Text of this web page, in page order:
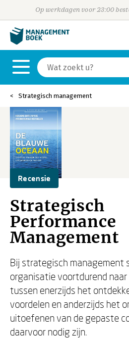
Op werkdagen voor 23:00
Strategisch management
Recensie
Strategisch
Performance
Management
Bij strategisch management
organisatie voortdurend
tussen enerzijds het
voordelen en anderzijds het
uitoefenen van de gepaste
daarvoor nodig zijn.